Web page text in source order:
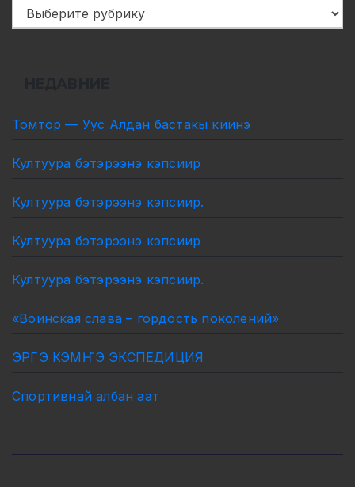
Рубрики
Томтор — Уус Алдан бастакы киинэ
Култуура бэтэрээнэ кэпсиир
Култуура бэтэрээнэ кэпсиир.
Култуура бэтэрээнэ кэпсиир
Култуура бэтэрээнэ кэпсиир.
«Воинская слава – гордость поколений»
ЭРГЭ КЭМҤЭ ЭКСПЕДИЦИЯ
Спортивнай албан аат